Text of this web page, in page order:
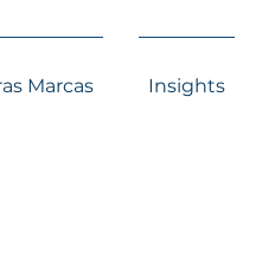
Marcas Insights